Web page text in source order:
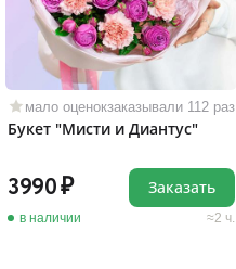
мало оценокзаказывали 112 раз
Букет "Мисти и Диантус"
3990
в наличии 2 ч.
Заказать